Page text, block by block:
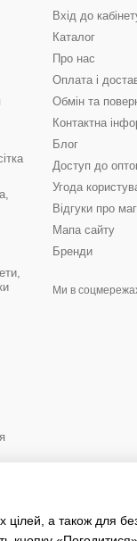
Вхід до
Каталог
Про нас
Оплата і
Обмін та
Контактна
Блог
Доступ до
Угода
Відгуки про
Мапа сайту
Бренди
Ми в
а також для